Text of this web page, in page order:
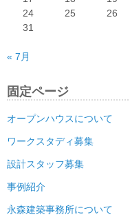
24
25 26
31
« 7月
固定ページ
オープンハウスについて
ワークスタディ募集
設計スタッフ募集
事例紹介
永森建築事務所について